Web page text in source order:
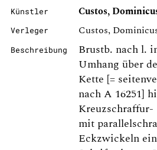
Künstler Custos,
Verleger Custos,
Beschreibung
Brustb. nach l.
Umhang über
Kette [=
nach A 16251]
mit
Eckzwickeln